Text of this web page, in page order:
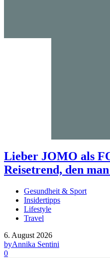
Lieber JOMO als
Reisetrend, den
Gesundheit & Sport
Insidertipps
Lifestyle
Travel
6. August 2026
byAnnika Sentini
0